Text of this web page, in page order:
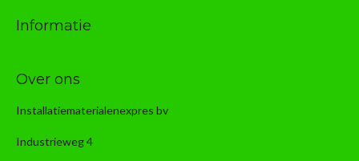
Informatie
Over ons
Installatiematerialenexpres bv
Industrieweg 4